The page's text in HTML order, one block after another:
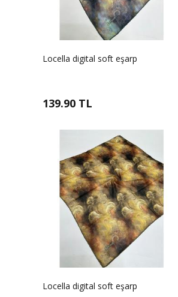
Locella digital soft eşarp
139.90 TL
Locella digital soft eşarp